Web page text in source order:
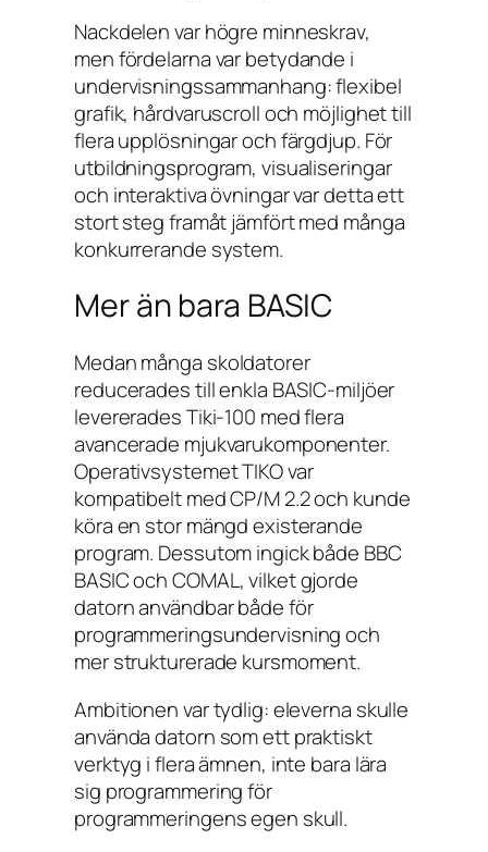
Nackdelen var högre minneskrav,
men fördelarna var betydande i
undervisningssammanhang: flexibel
grafik, hårdvaruscroll och möjlighet till
flera upplösningar och färgdjup. För
utbildningsprogram, visualiseringar
och interaktiva övningar var detta ett
stort steg framåt jämfört med många
konkurrerande system.
Mer än bara BASIC
Medan många skoldatorer
reducerades till enkla BASIC-miljöer
levererades Tiki-100 med flera
avancerade mjukvarukomponenter.
Operativsystemet TIKO var
kompatibelt med CP/M 2.2 och kunde
köra en stor mängd existerande
program. Dessutom ingick både BBC
BASIC och COMAL, vilket gjorde
datorn användbar både för
programmeringsundervisning och
mer strukturerade kursmoment.
Ambitionen var tydlig: eleverna skulle
använda datorn som ett praktiskt
verktyg i flera ämnen, inte bara lära
sig programmering för
programmeringens egen skull.